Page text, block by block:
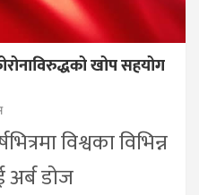
खोप सहयोग
विश्वका विभिन्न
डोज